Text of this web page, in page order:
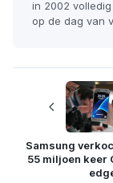
in 2002
op de dag van
Samsung
55 miljoen keer